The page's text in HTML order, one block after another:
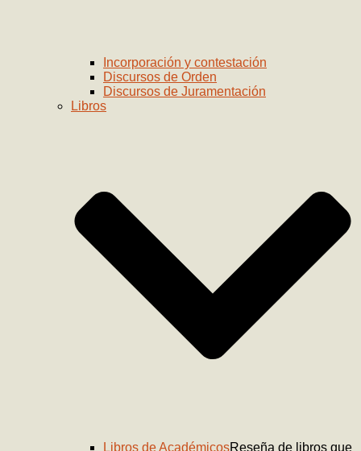
Incorporación y contestación
Discursos de Orden
Discursos de Juramentación
Libros
Libros de AcadémicosReseña de libros que